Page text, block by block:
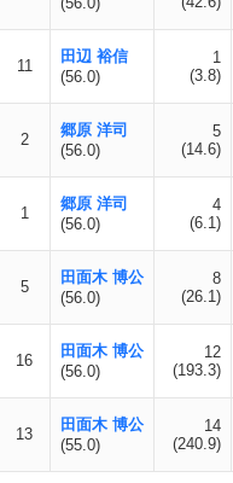
11
田辺 裕信
(56.0)
1
(3.8)
2
郷原 洋司
(56.0)
5
(14.6)
1
郷原 洋司
(56.0)
4
(6.1)
5
田面木 博公
(56.0)
8
(26.1)
16
田面木 博公
(56.0)
12
(193.3)
13
田面木 博公
(55.0)
14
(240.9)